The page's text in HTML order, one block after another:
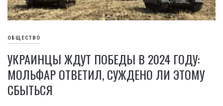
ОБЩЕСТВО
УКРАИНЦЫ ЖДУТ ПОБЕДЫ В 2024 ГОДУ:
МОЛЬФАР ОТВЕТИЛ, СУЖДЕНО ЛИ ЭТОМУ
СБЫТЬСЯ